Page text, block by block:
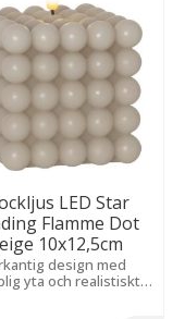
LED Star
Flamme Dot
10x12,5cm
design med
yta och realistiskt